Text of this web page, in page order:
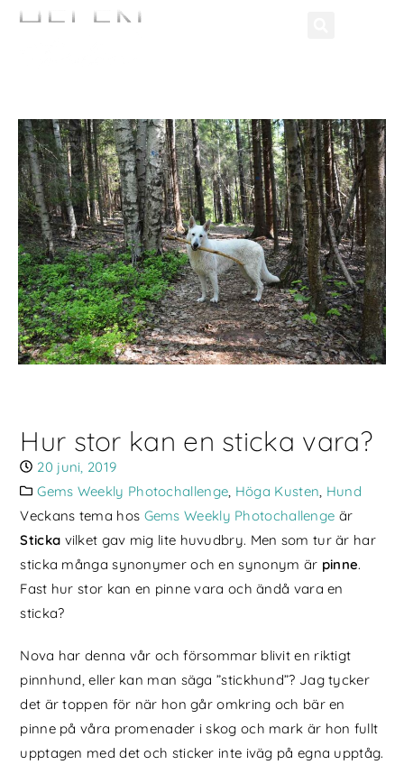
Hur stor kan en sticka vara?
20 juni, 2019
Gems Weekly Photochallenge Höga Kusten Hund
Veckans tema hos Gems Weekly Photochallenge är
Sticka vilket gav mig lite huvudbry. Men som tur är har
sticka många synonymer och en synonym är pinne.
Fast hur stor kan en pinne vara och ändå vara en
sticka?
Nova har denna vår och försommar blivit en riktigt
pinnhund, eller kan man säga ”stickhund”? Jag tycker
det är toppen för när hon går omkring och bär en
pinne på våra promenader i skog och mark är hon fullt
upptagen med det och sticker inte iväg på egna upptåg.